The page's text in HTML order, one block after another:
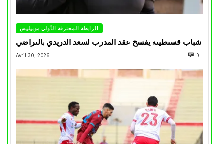
الرابطة المحترفة الأولى موبيليس
شباب قسنطينة يفسخ عقد المدرب لسعد الدريدي بالتراضي
Avril 30, 2026 0